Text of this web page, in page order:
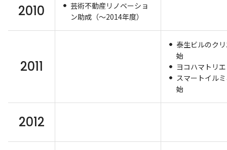
2010
芸術不動産リノベーショ
ン助成（～2014年度）
2011
泰生ビルのク
始
ヨコハマトリ
スマートイル
始
2012